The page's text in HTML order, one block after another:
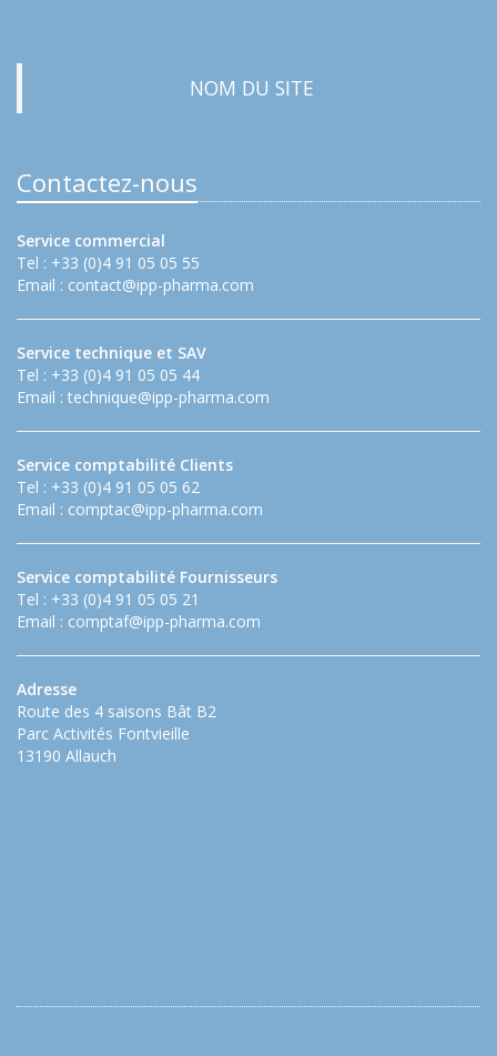
NOM DU SITE
Contactez-nous
Service commercial
Tel : +33 (0)4 91 05 05 55
Email : contact@ipp-pharma.com
Service technique et SAV
Tel : +33 (0)4 91 05 05 44
Email : technique@ipp-pharma.com
Service comptabilité Clients
Tel : +33 (0)4 91 05 05 62
Email : comptac@ipp-pharma.com
Service comptabilité Fournisseurs
Tel : +33 (0)4 91 05 05 21
Email : comptaf@ipp-pharma.com
Adresse
Route des 4 saisons Bât B2
Parc Activités Fontvieille
13190 Allauch